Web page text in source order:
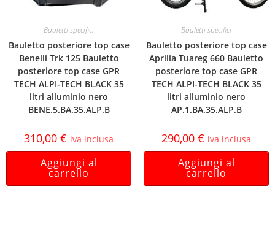
Bauletti specifici
Bauletto posteriore top case
Benelli Trk 125 Bauletto
posteriore top case GPR
TECH ALPI-TECH BLACK 35
litri alluminio nero
BENE.5.BA.35.ALP.B
310,00 € iva inclusa
Aggiungi al
carrello
Bauletti specifici
Bauletto posteriore top case
Aprilia Tuareg 660 Bauletto
posteriore top case GPR
TECH ALPI-TECH BLACK 35
litri alluminio nero
AP.1.BA.35.ALP.B
290,00 € iva inclusa
Aggiungi al
carrello